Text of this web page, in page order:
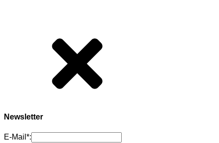
Newsletter
E-Mail*: